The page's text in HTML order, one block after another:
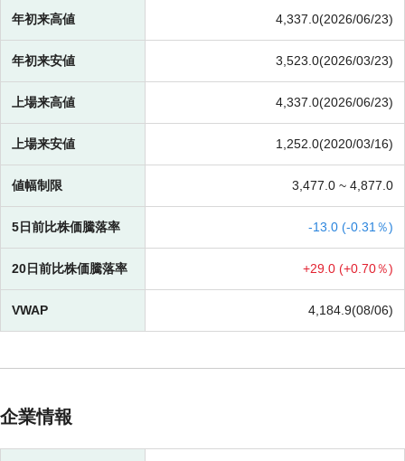
年初来高値 4,337.0(2026/06/23)
年初来安値 3,523.0(2026/03/23)
上場来高値 4,337.0(2026/06/23)
上場来安値 1,252.0(2020/03/16)
値幅制限 3,477.0 ~ 4,877.0
5日前比株価騰落率 -13.0 (-0.31％)
20日前比株価騰落率 +29.0 (+0.70％)
VWAP 4,184.9(08/06)
企業情報